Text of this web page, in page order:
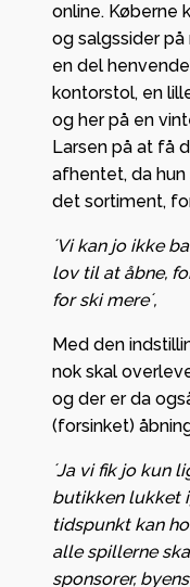
online. Køberne
og salgssider
en del
kontorstol, en
og her på en
Larsen på at få
afhentet, da
det sortiment,
´Vi kan jo ikke
lov til at åbne,
for ski mere´,
Med den
nok skal
og der er da
(forsinket)
´Ja vi fik jo kun
butikken lukket
tidspunkt kan
alle spillerne
sponsorer,